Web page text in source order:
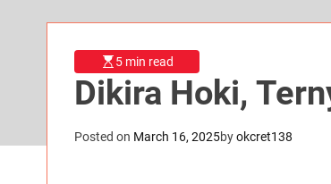
5 min read
Dikira Hoki,
Posted on March 16, 2025byokcret138